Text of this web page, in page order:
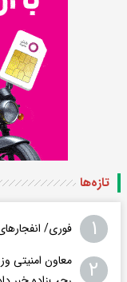
تازه‌ها
۱ فوری/
۲
معاون امنیتی